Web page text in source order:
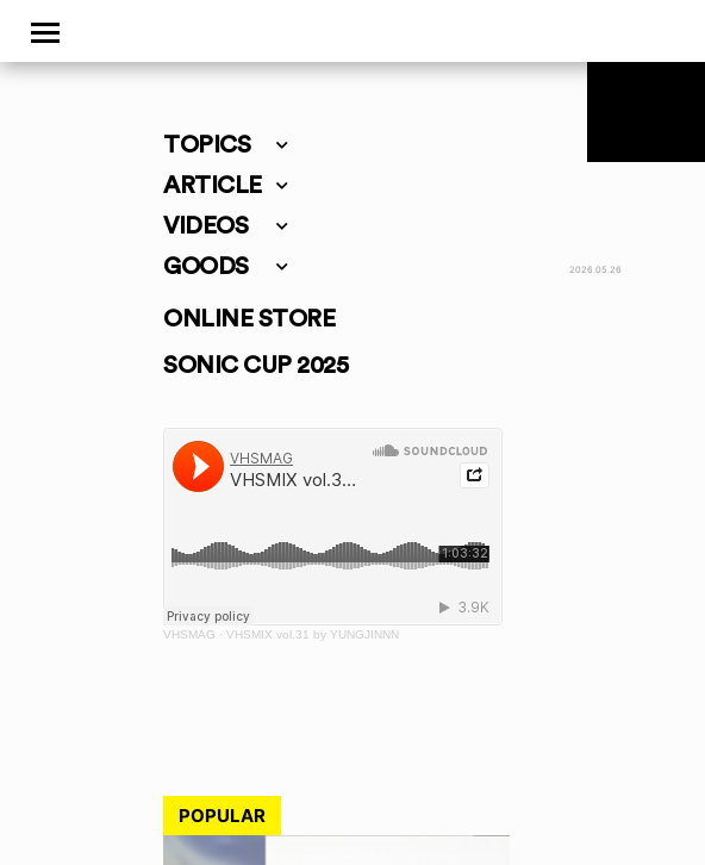
TOPICS
ARTICLE
VIDEOS
GOODS
ONLINE STORE
SONIC CUP 2025
VHSMAG · VHSMIX vol.31 by YUNGJINNN
POPULAR
2026.05.26